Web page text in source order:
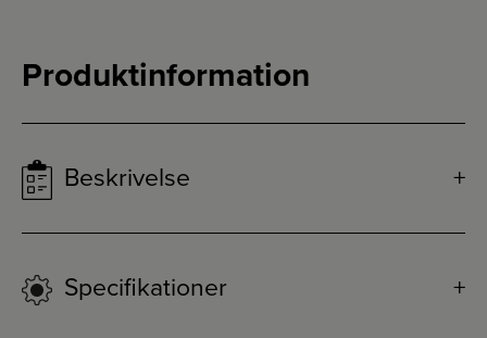
Produktinformation
Beskrivelse
Specifikationer